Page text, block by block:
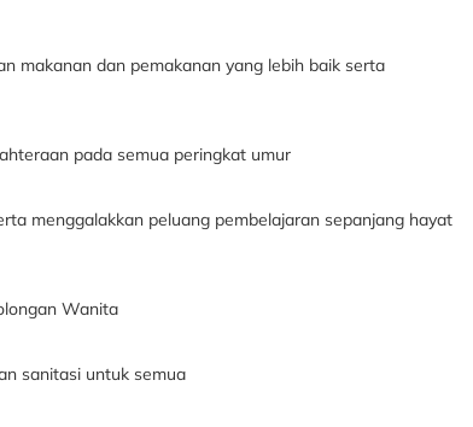
makanan dan pemakanan yang lebih baik serta
pada semua peringkat umur
menggalakkan peluang pembelajaran sepanjang hayat
Wanita
sanitasi untuk semua